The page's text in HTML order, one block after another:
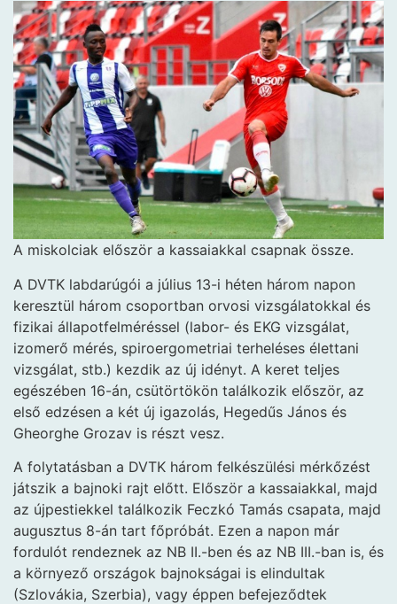
A miskolciak először a kassaiakkal csapnak össze.
A DVTK labdarúgói a július 13-i héten három napon
keresztül három csoportban orvosi vizsgálatokkal és
fizikai állapotfelméréssel (labor- és EKG vizsgálat,
izomerő mérés, spiroergometriai terheléses élettani
vizsgálat, stb.) kezdik az új idényt. A keret teljes
egészében 16-án, csütörtökön találkozik először, az
első edzésen a két új igazolás, Hegedűs János és
Gheorghe Grozav is részt vesz.
A folytatásban a DVTK három felkészülési mérkőzést
játszik a bajnoki rajt előtt. Először a kassaiakkal, majd
az újpestiekkel találkozik Feczkó Tamás csapata, majd
augusztus 8-án tart főpróbát. Ezen a napon már
fordulót rendeznek az NB II.-ben és az NB III.-ban is, és
a környező országok bajnokságai is elindultak
(Szlovákia, Szerbia), vagy éppen befejeződtek